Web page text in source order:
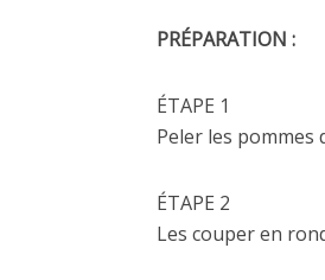
PRÉPARATION :
ÉTAPE 1
Peler les pommes
ÉTAPE 2
Les couper en